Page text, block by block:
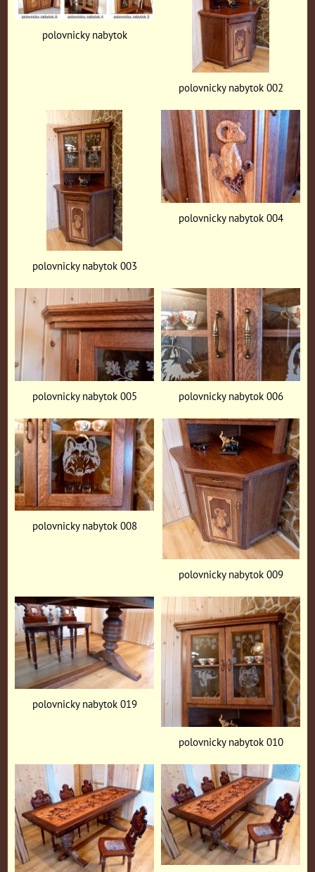
polovnicky nabytok
polovnicky nabytok 002
polovnicky nabytok 003
polovnicky nabytok 004
polovnicky nabytok 005 polovnicky nabytok 006
polovnicky nabytok 008
polovnicky nabytok 009
polovnicky nabytok 019
polovnicky nabytok 010